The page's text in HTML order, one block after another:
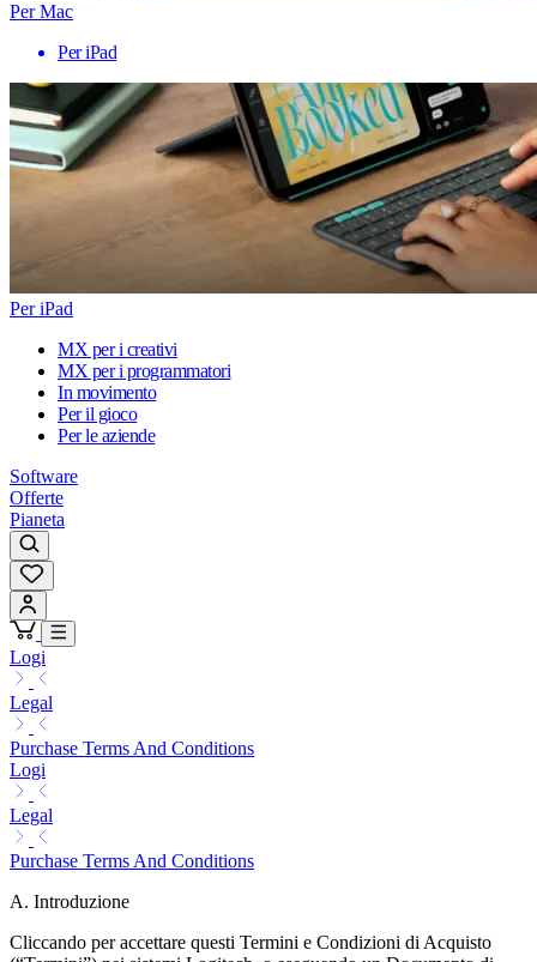
Per Mac
Per iPad
Per iPad
MX per i creativi
MX per i programmatori
In movimento
Per il gioco
Per le aziende
Software
Offerte
Pianeta
Logi
Legal
Purchase Terms And Conditions
Logi
Legal
Purchase Terms And Conditions
A. Introduzione
Cliccando per accettare questi Termini e Condizioni di Acquisto